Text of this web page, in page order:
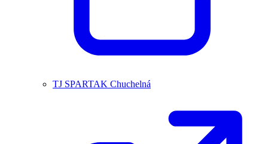
TJ SPARTAK Chuchelná